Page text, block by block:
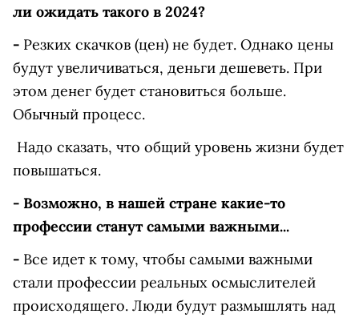
ли ожидать такого в 2024?
- Резких скачков (цен) не будет. Однако цены
будут увеличиваться, деньги дешеветь. При
этом денег будет становиться больше.
Обычный процесс.
Надо сказать, что общий уровень жизни будет
повышаться.
- Возможно, в нашей стране какие-то
профессии станут самыми важными...
- Все идет к тому, чтобы самыми важными
стали профессии реальных осмыслителей
происходящего. Люди будут размышлять над